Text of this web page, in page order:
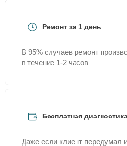
Ремонт за 1 день
В 95% случаев ремонт
в течение 1-2 часов
Бесплатная диагностика
Даже если клиент передумал